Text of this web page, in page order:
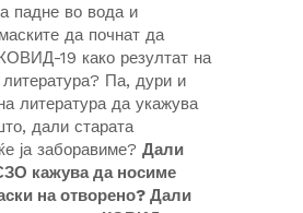
падне во вода и
да почнат да
19 како резултат на
Па, дури и
литература да укажува
дали старата
ја заборавиме? Дали
кажува да носиме
на отворено? Дали